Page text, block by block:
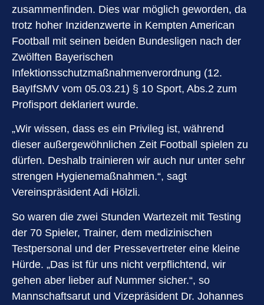
zusammenfinden. Dies war möglich geworden, da
trotz hoher Inzidenzwerte in Kempten American
Football mit seinen beiden Bundesligen nach der
Zwölften Bayerischen
Infektionsschutzmaßnahmenverordnung (12.
BayIfSMV vom 05.03.21) § 10 Sport, Abs.2 zum
Profisport deklariert wurde.
„Wir wissen, dass es ein Privileg ist, während
dieser außergewöhnlichen Zeit Football spielen zu
dürfen. Deshalb trainieren wir auch nur unter sehr
strengen Hygienemaßnahmen.“, sagt
Vereinspräsident Adi Hölzli.
So waren die zwei Stunden Wartezeit mit Testing
der 70 Spieler, Trainer, dem medizinischen
Testpersonal und der Pressevertreter eine kleine
Hürde. „Das ist für uns nicht verpflichtend, wir
gehen aber lieber auf Nummer sicher.“, so
Mannschaftsarut und Vizepräsident Dr. Johannes